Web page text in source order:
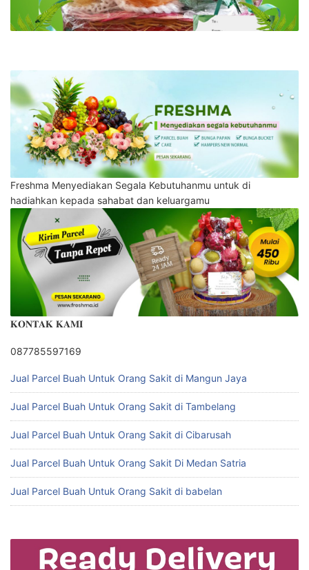
Freshma Menyediakan Segala Kebutuhanmu untuk di
hadiahkan kepada sahabat dan keluargamu
𝐊𝐎𝐍𝐓𝐀𝐊 𝐊𝐀𝐌𝐈
087785597169
Jual Parcel Buah Untuk Orang Sakit di Mangun Jaya
Jual Parcel Buah Untuk Orang Sakit di Tambelang
Jual Parcel Buah Untuk Orang Sakit di Cibarusah
Jual Parcel Buah Untuk Orang Sakit Di Medan Satria
Jual Parcel Buah Untuk Orang Sakit di babelan